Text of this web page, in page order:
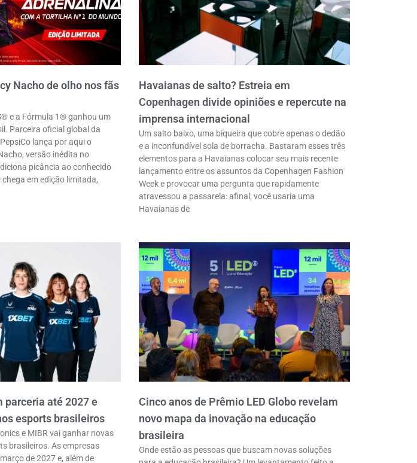
Nacho de olho nos fãs
e a Fórmula 1® ganhou um
Parceira oficial global da
lança por aqui o
versão inédita no
picância ao conhecido
em edição limitada,
Havaianas de salto? Estreia em
Copenhagen divide opiniões e repercute na
imprensa internacional
Um salto baixo, uma biqueira que cobre apenas o dedão
e a inconfundível sola de borracha. Bastaram esses três
elementos para a Havaianas colocar seu mais recente
lançamento entre os assuntos da Copenhagen Fashion
Week e provocar uma pergunta que rapidamente
atravessou a passarela: afinal, você usaria uma
Havaianas de
parceria até 2027 e
esports brasileiros
e MIBR vai ganhar novas
brasileiros. As empresas
de 2027 e, além de
Cinco anos de Prêmio LED Globo revelam
novo mapa da inovação na educação
brasileira
Onde estão as pessoas que buscam novas soluções